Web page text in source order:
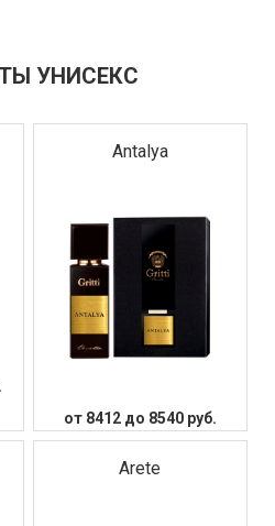
УНИСЕКС
Antalya
от 8412 до 8540 руб.
Arete